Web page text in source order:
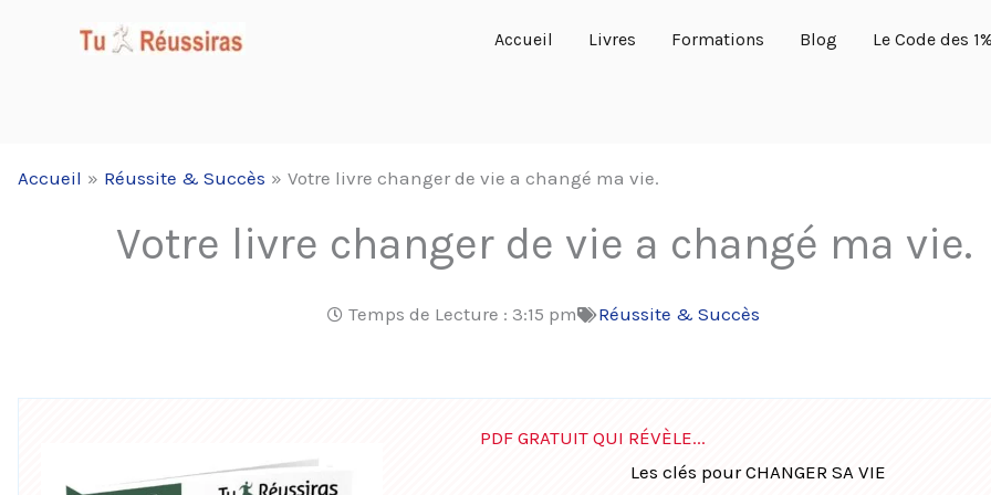
Accueil Livres Formations Blog Le Code des
Accueil Réussite & Succès Votre livre changer de vie a changé ma vie.
Votre livre changer de vie a changé ma vie.
Temps de Lecture : 3:15 pm Réussite & Succès
PDF GRATUIT QUI RÉVÈLE...
Les clés pour CHANGER SA VIE